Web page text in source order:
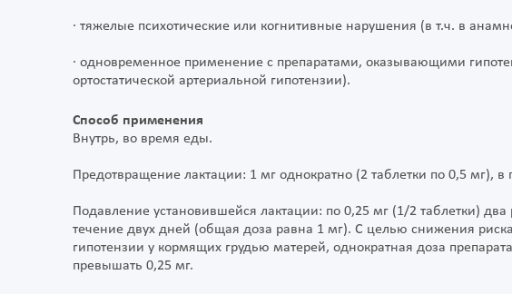
· тяжелые психотические или когнитивные нарушения (в т.ч. в
· одновременное применение с препаратами, оказывающими
ортостатической артериальной гипотензии).
Способ применения
Внутрь, во время еды.
Предотвращение лактации: 1 мг однократно (2 таблетки по 0,5 мг),
Подавление установившейся лактации: по 0,25 мг (1/2 таблетки) два
течение двух дней (общая доза равна 1 мг). С целью снижения риска
гипотензии у кормящих грудью матерей, однократная доза
превышать 0,25 мг.